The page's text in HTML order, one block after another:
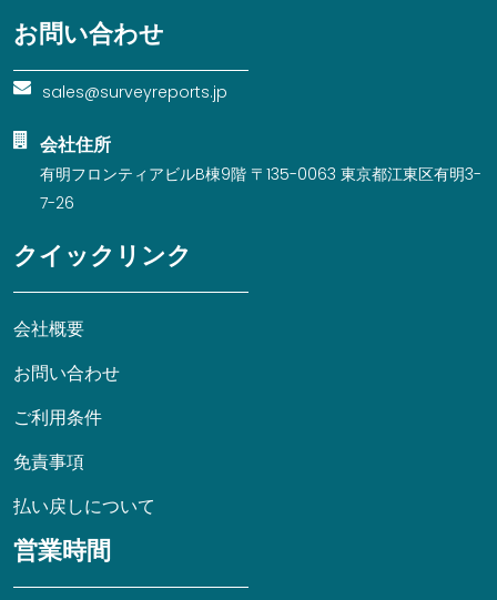
お問い合わせ
sales@surveyreports.jp
会社住所
有明フロンティアビルB棟9階 〒135-0063 東京都江東区有明3-
7-26
クイックリンク
会社概要
お問い合わせ
ご利用条件
免責事項
払い戻しについて
営業時間